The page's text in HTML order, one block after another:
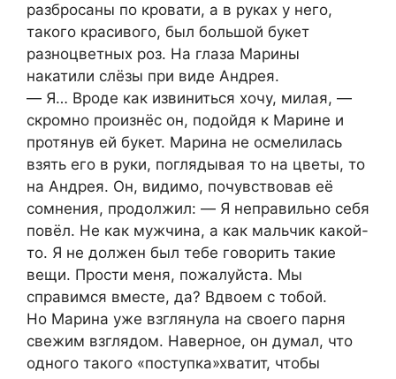
разбросаны по кровати, а в руках у него,
такого красивого, был большой букет
разноцветных роз. На глаза Марины
накатили слёзы при виде Андрея.
― Я… Вроде как извиниться хочу, милая, ―
скромно произнёс он, подойдя к Марине и
протянув ей букет. Марина не осмелилась
взять его в руки, поглядывая то на цветы, то
на Андрея. Он, видимо, почувствовав её
сомнения, продолжил: ― Я неправильно себя
повёл. Не как мужчина, а как мальчик какой-
то. Я не должен был тебе говорить такие
вещи. Прости меня, пожалуйста. Мы
справимся вместе, да? Вдвоем с тобой.
Но Марина уже взглянула на своего парня
свежим взглядом. Наверное, он думал, что
одного такого «поступка»хватит, чтобы